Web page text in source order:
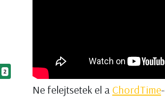
2
Ne felejtsetek el a ChordTime